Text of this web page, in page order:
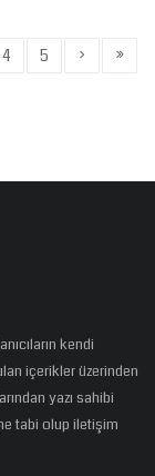
4 5 › »
kendi
içerikler üzerinden
yazı sahibi
tabi olup iletişim